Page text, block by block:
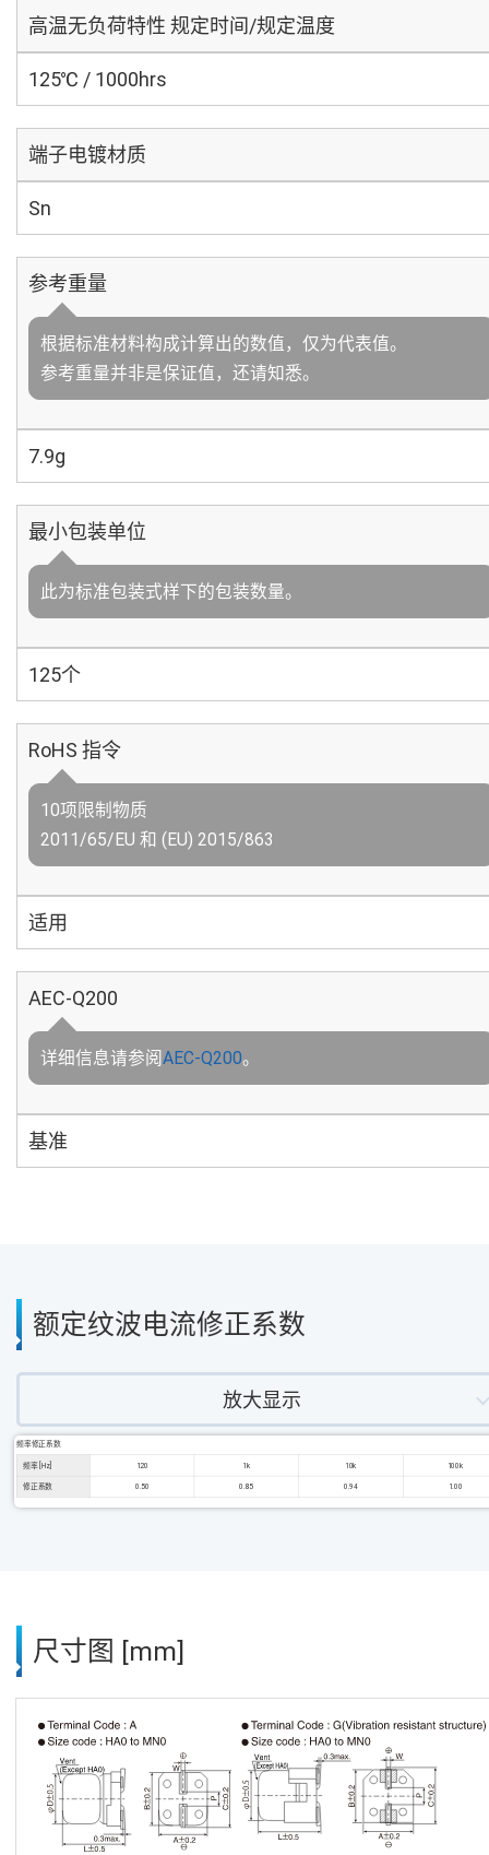
高温无负荷特性 规定时间/规定温度
125℃ / 1000hrs
端子电镀材质
Sn
参考重量
根据标准材料构成计算出的数值，仅为代表值。
参考重量并非是保证值，还请知悉。
7.9g
最小包装单位
此为标准包装式样下的包装数量。
125个
RoHS 指令
10项限制物质
2011/65/EU 和 (EU) 2015/863
适用
AEC-Q200
详细信息请参阅AEC-Q200。
基准
额定纹波电流修正系数
放大显示
频率修正系数
频率 [Hz] 120 1k 10k 100k
修正系数 0.50 0.85 0.94 1.00
尺寸图 [mm]